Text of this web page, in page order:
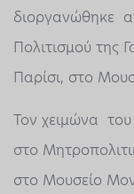
διοργανώθηκε
Πολιτισμού της
Παρίσι, στο
Τον χειμώνα
στο
στο Μουσείο